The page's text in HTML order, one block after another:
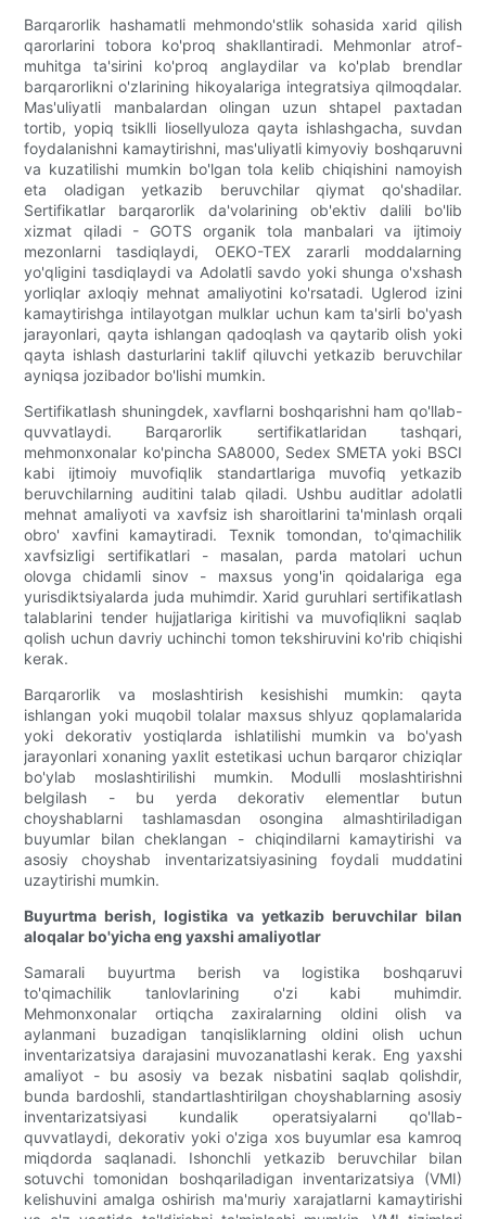
Barqarorlik hashamatli mehmondo'stlik sohasida xarid qilish
qarorlarini tobora ko'proq shakllantiradi. Mehmonlar atrof-
muhitga ta'sirini ko'proq anglaydilar va ko'plab brendlar
barqarorlikni o'zlarining hikoyalariga integratsiya qilmoqdalar.
Mas'uliyatli manbalardan olingan uzun shtapel paxtadan
tortib, yopiq tsiklli liosellyuloza qayta ishlashgacha, suvdan
foydalanishni kamaytirishni, mas'uliyatli kimyoviy boshqaruvni
va kuzatilishi mumkin bo'lgan tola kelib chiqishini namoyish
eta oladigan yetkazib beruvchilar qiymat qo'shadilar.
Sertifikatlar barqarorlik da'volarining ob'ektiv dalili bo'lib
xizmat qiladi - GOTS organik tola manbalari va ijtimoiy
mezonlarni tasdiqlaydi, OEKO-TEX zararli moddalarning
yo'qligini tasdiqlaydi va Adolatli savdo yoki shunga o'xshash
yorliqlar axloqiy mehnat amaliyotini ko'rsatadi. Uglerod izini
kamaytirishga intilayotgan mulklar uchun kam ta'sirli bo'yash
jarayonlari, qayta ishlangan qadoqlash va qaytarib olish yoki
qayta ishlash dasturlarini taklif qiluvchi yetkazib beruvchilar
ayniqsa jozibador bo'lishi mumkin.
Sertifikatlash shuningdek, xavflarni boshqarishni ham qo'llab-
quvvatlaydi. Barqarorlik sertifikatlaridan tashqari,
mehmonxonalar ko'pincha SA8000, Sedex SMETA yoki BSCI
kabi ijtimoiy muvofiqlik standartlariga muvofiq yetkazib
beruvchilarning auditini talab qiladi. Ushbu auditlar adolatli
mehnat amaliyoti va xavfsiz ish sharoitlarini ta'minlash orqali
obro' xavfini kamaytiradi. Texnik tomondan, to'qimachilik
xavfsizligi sertifikatlari - masalan, parda matolari uchun
olovga chidamli sinov - maxsus yong'in qoidalariga ega
yurisdiktsiyalarda juda muhimdir. Xarid guruhlari sertifikatlash
talablarini tender hujjatlariga kiritishi va muvofiqlikni saqlab
qolish uchun davriy uchinchi tomon tekshiruvini ko'rib chiqishi
kerak.
Barqarorlik va moslashtirish kesishishi mumkin: qayta
ishlangan yoki muqobil tolalar maxsus shlyuz qoplamalarida
yoki dekorativ yostiqlarda ishlatilishi mumkin va bo'yash
jarayonlari xonaning yaxlit estetikasi uchun barqaror chiziqlar
bo'ylab moslashtirilishi mumkin. Modulli moslashtirishni
belgilash - bu yerda dekorativ elementlar butun
choyshablarni tashlamasdan osongina almashtiriladigan
buyumlar bilan cheklangan - chiqindilarni kamaytirishi va
asosiy choyshab inventarizatsiyasining foydali muddatini
uzaytirishi mumkin.
Buyurtma berish, logistika va yetkazib beruvchilar bilan
aloqalar bo'yicha eng yaxshi amaliyotlar
Samarali buyurtma berish va logistika boshqaruvi
to'qimachilik tanlovlarining o'zi kabi muhimdir.
Mehmonxonalar ortiqcha zaxiralarning oldini olish va
aylanmani buzadigan tanqisliklarning oldini olish uchun
inventarizatsiya darajasini muvozanatlashi kerak. Eng yaxshi
amaliyot - bu asosiy va bezak nisbatini saqlab qolishdir,
bunda bardoshli, standartlashtirilgan choyshablarning asosiy
inventarizatsiyasi kundalik operatsiyalarni qo'llab-
quvvatlaydi, dekorativ yoki o'ziga xos buyumlar esa kamroq
miqdorda saqlanadi. Ishonchli yetkazib beruvchilar bilan
sotuvchi tomonidan boshqariladigan inventarizatsiya (VMI)
kelishuvini amalga oshirish ma'muriy xarajatlarni kamaytirishi